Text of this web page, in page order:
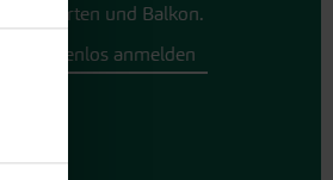
Hobbygarten und Balkon.
Hier kostenlos anmelden